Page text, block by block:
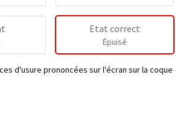
Etat correct
Épuisé
d'usure prononcées sur l'écran sur la coque